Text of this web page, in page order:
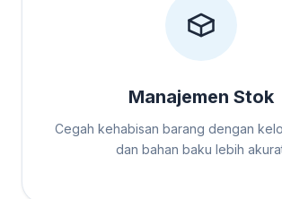
Manajemen Stok
Cegah kehabisan barang dengan
dan bahan baku lebih